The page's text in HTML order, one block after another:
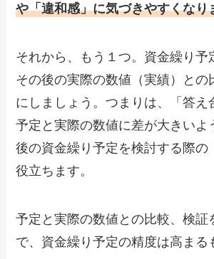
や「違和感」に気づきやすくなり
それから、もう１つ。資金繰り予
その後の実際の数値（実績）との
にしましょう。つまりは、「答え
予定と実際の数値に差が大きいよ
後の資金繰り予定を検討する際の
役立ちます。
予定と実際の数値との比較、検証
で、資金繰り予定の精度は高まる